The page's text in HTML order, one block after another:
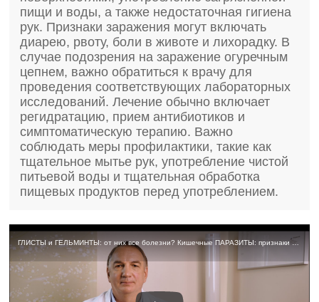
пищи и воды, а также недостаточная гигиена
рук. Признаки заражения могут включать
диарею, рвоту, боли в животе и лихорадку. В
случае подозрения на заражение огуречным
цепнем, важно обратиться к врачу для
проведения соответствующих лабораторных
исследований. Лечение обычно включает
регидратацию, прием антибиотиков и
симптоматическую терапию. Важно
соблюдать меры профилактики, такие как
тщательное мытье рук, употребление чистой
питьевой воды и тщательная обработка
пищевых продуктов перед употреблением.